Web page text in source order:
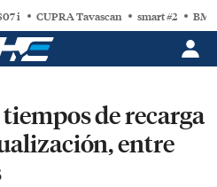
i CUPRA Tavascan smart #2
de recarga
entre